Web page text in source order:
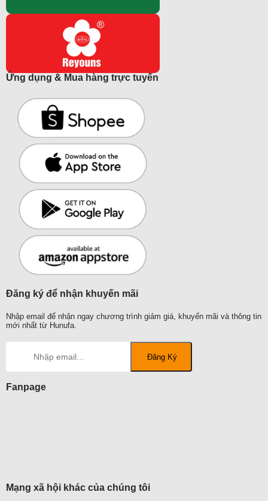
Ứng dụng & Mua hàng trực tuyến
Đăng ký để nhận khuyến mãi
Nhập email để nhận ngay chương trình giảm giá, khuyến mãi và thông tin
mới nhất từ Hunufa.
Fanpage
Mạng xã hội khác của chúng tôi